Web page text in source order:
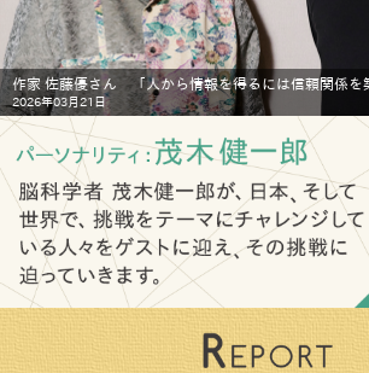
作家 佐藤優さん 「人から情報を得るには信頼関係を
2026年03月21日